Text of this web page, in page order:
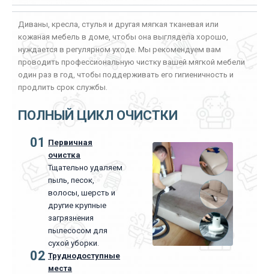
Диваны, кресла, стулья и другая мягкая тканевая или
кожаная мебель в доме, чтобы она выглядела хорошо,
нуждается в регулярном уходе. Мы рекомендуем вам
проводить профессиональную чистку вашей мягкой мебели
один раз в год, чтобы поддерживать его гигиеничность и
продлить срок службы.
ПОЛНЫЙ ЦИКЛ ОЧИСТКИ
01
Первичная
очистка
Тщательно удаляем
пыль, песок,
волосы, шерсть и
другие крупные
загрязнения
пылесосом для
сухой уборки.
02 Труднодоступные
места